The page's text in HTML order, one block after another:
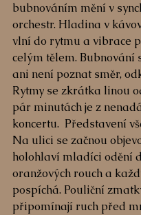
bubnováním mění v
orchestr. Hladina v
vlní do rytmu a vibrace
celým tělem. Bubnování
ani není poznat směr,
Rytmy se zkrátka linou
pár minutách je z
koncertu.  Představení
Na ulici se začnou
holohlaví mladíci odění
oranžových rouch a
pospíchá. Pouliční
připomínají ruch před